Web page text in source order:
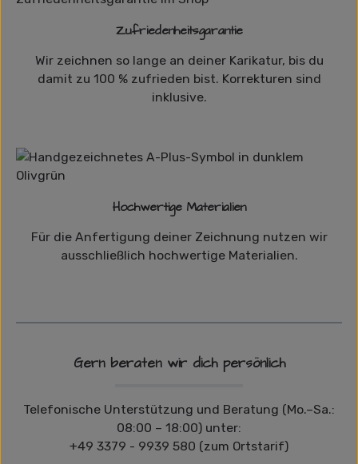
Zufriedenheitsgarantie
Wir zeichnen so lange an deiner Karikatur, bis du
damit zu 100 % zufrieden bist. Korrekturen sind
inklusive.
Hochwertige Materialien
Für die Anfertigung deiner Zeichnung nutzen wir
ausschließlich hochwertige Materialien.
Gern beraten wir dich persönlich
Telefonische Unterstützung und Beratung (Mo.–Sa.:
08:00 – 18:00) unter:
+49 3379 - 9939 580 (zum Ortstarif)